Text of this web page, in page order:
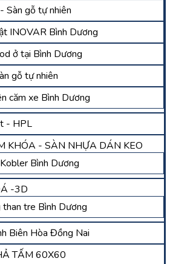
Sàn gỗ tự nhiên
INOVAR Bình Dương
ở tại Bình Dương
gỗ tự nhiên
căm xe Bình Dương
- HPL
KHÓA - SÀN NHỰA DÁN KEO
Bình Dương
-3D
tre Bình Dương
Biên Hòa Đồng Nai
TẤM 60X60